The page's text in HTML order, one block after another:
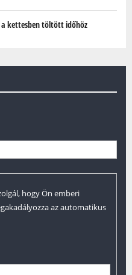
kettesben töltött időhöz
hogy Ön emberi
az automatikus